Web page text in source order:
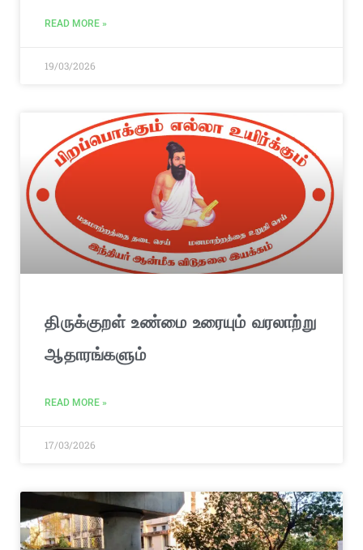
READ MORE »
19/03/2026
திருக்குறள் உண்மை உரையும் வரலாற்று
ஆதாரங்களும்
READ MORE »
17/03/2026